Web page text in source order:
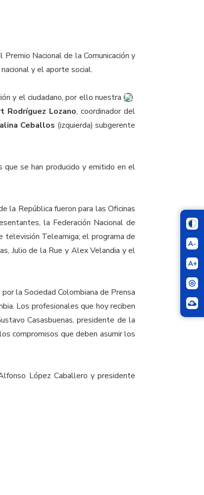
A-
A+
Nacional de la Comunicación y
y el aporte social.
y el ciudadano, por ello nuestra
Rodríguez Lozano, coordinador del
Ceballos (izquierda) subgerente
se han producido y emitido en el
la República fueron para las Oficinas
la Federación Nacional de
televisión Teleamiga; el programa de
Julio de la Rue y Alex Velandia y el
la Sociedad Colombiana de Prensa
Los profesionales que hoy reciben
Casasbuenas, presidente de la
compromisos que deben asumir los
López Caballero y presidente